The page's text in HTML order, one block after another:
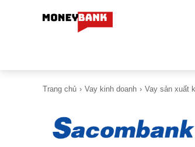
Trang chủ Vay kinh doanh Vay sản xuất